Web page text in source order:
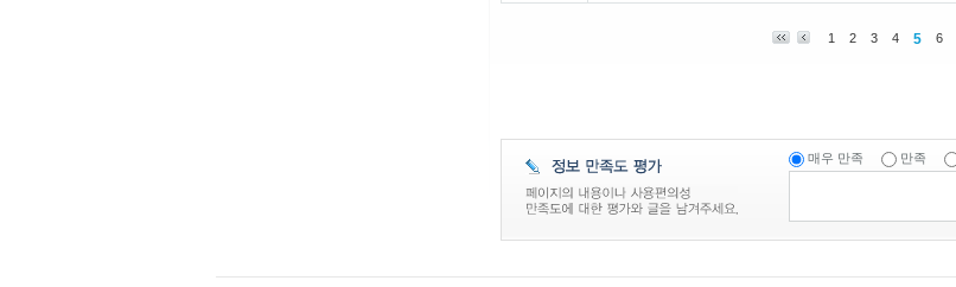
1 2 3 4 5 6
매우 만족 만족